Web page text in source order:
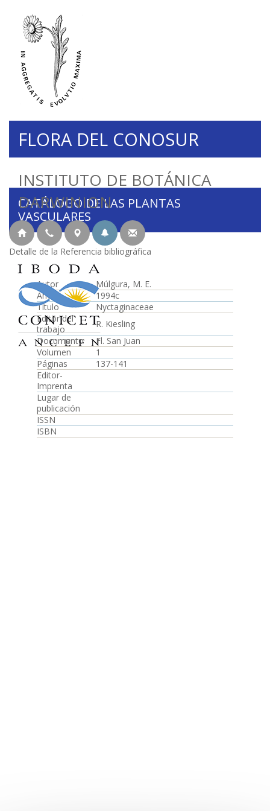
INSTITUTO DE BOTÁNICA
DARWINION
FLORA DEL CONOSUR
CATÁLOGO DE LAS PLANTAS
VASCULARES
Detalle de la Referencia bibliográfica
Autor
Múlgura, M. E.
Año
1994c
Título
Nyctaginaceae
Editor del
trabajo
R. Kiesling
Documento
Fl. San Juan
Volumen
1
Páginas
137-141
Editor-
Imprenta
Lugar de
publicación
ISSN
ISBN